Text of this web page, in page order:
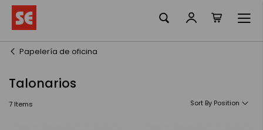
Content
Papelería de oficina
Talonarios
7 Items Sort By